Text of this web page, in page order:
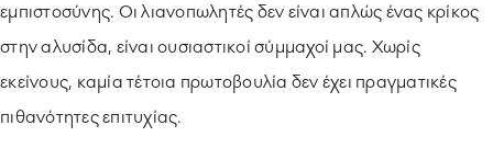
εμπιστοσύνης. Οι λιανοπωλητές δεν είναι απλώς ένας κρίκος
στην αλυσίδα, είναι ουσιαστικοί σύμμαχοί μας. Χωρίς
εκείνους, καμία τέτοια πρωτοβουλία δεν έχει πραγματικές
πιθανότητες επιτυχίας.